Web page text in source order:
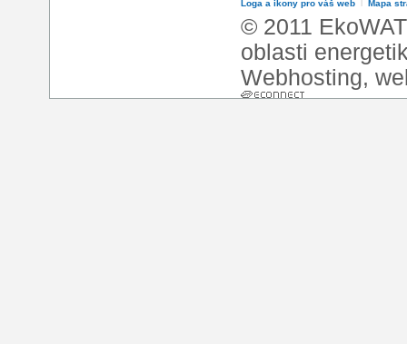
Loga a ikony pro váš web Mapa
© 2011
oblasti
Webhosting,